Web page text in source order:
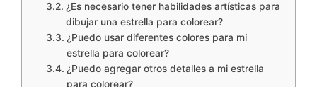
¿Es necesario tener habilidades artísticas para
dibujar una estrella para colorear?
¿Puedo usar diferentes colores para mi
estrella para colorear?
¿Puedo agregar otros detalles a mi estrella
para colorear?